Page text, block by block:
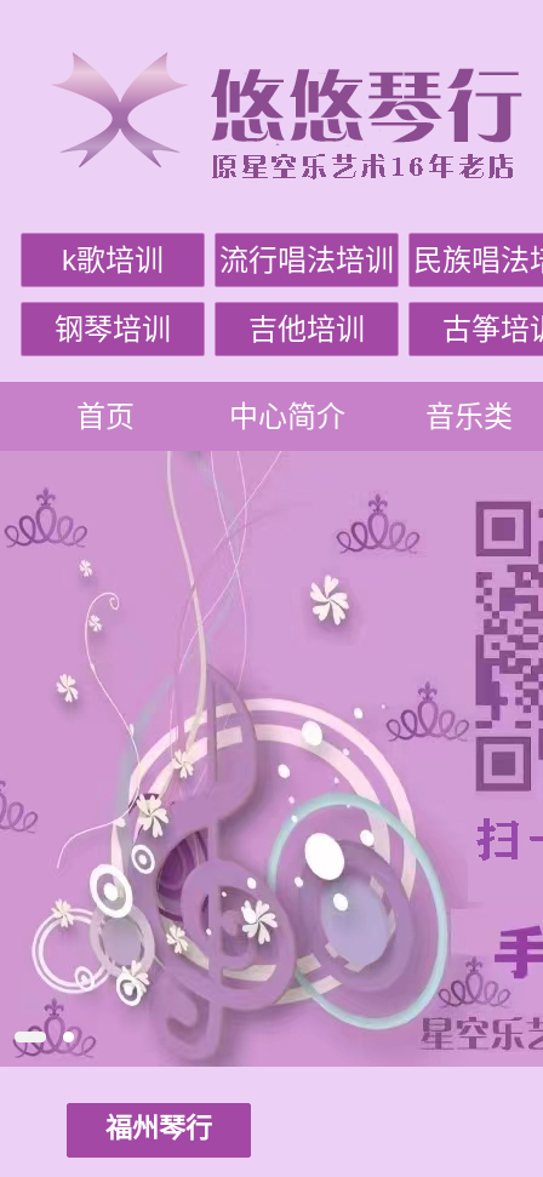
k歌培训 流行唱法培训 民族唱法
钢琴培训 吉他培训 古筝培
首页 中心简介 音乐类
福州琴行